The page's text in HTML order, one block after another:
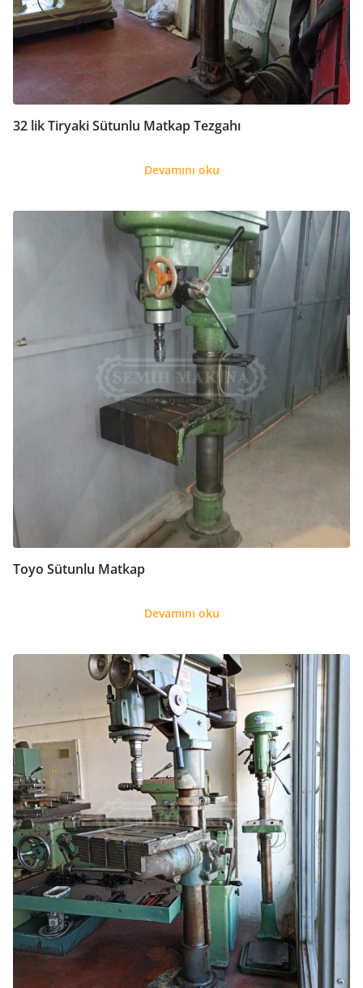
32 lik Tiryaki Sütunlu Matkap Tezgahı
Devamını oku
Toyo Sütunlu Matkap
Devamını oku